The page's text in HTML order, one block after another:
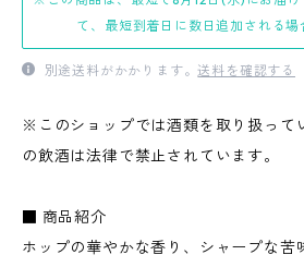
て、最短到着日に数日追加される場
別途送料がかかります。送料を確認する
※このショップでは酒類を取り扱って
の飲酒は法律で禁止されています。
■ 商品紹介
ホップの華やかな香り、シャープな苦